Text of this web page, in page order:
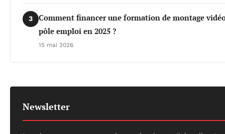
3
Comment financer une formation de montage
pôle emploi en 2025 ?
15 mai 2026
Newsletter